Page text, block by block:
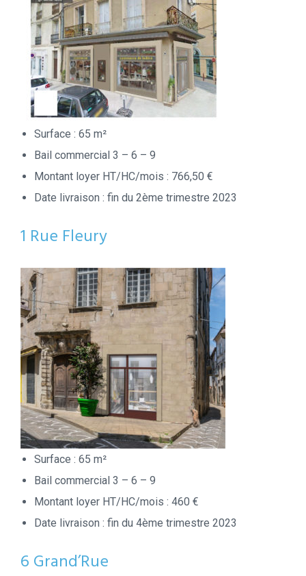
Surface : 65 m²
Bail commercial 3 – 6 – 9
Montant loyer HT/HC/mois : 766,50 €
Date livraison : fin du 2ème trimestre 2023
1 Rue Fleury
Surface : 65 m²
Bail commercial 3 – 6 – 9
Montant loyer HT/HC/mois : 460 €
Date livraison : fin du 4ème trimestre 2023
6 Grand’Rue